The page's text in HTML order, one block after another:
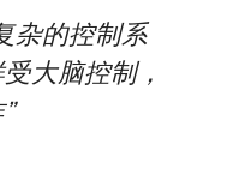
杂的控制系
大脑控制，